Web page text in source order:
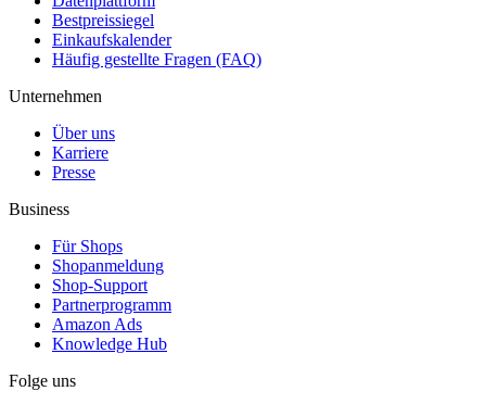
Bestpreissiegel
Einkaufskalender
Häufig gestellte Fragen (FAQ)
Unternehmen
Über uns
Karriere
Presse
Business
Für Shops
Shopanmeldung
Shop-Support
Partnerprogramm
Amazon Ads
Knowledge Hub
Folge uns